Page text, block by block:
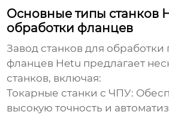
Основные типы станков
обработки фланцев
Завод станков для обработки
фланцев Hetu предлагает
станков, включая:
Токарные станки с ЧПУ:
высокую точность и